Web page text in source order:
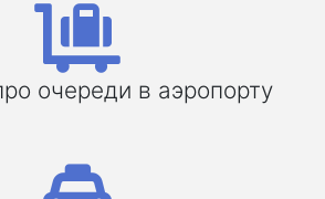
очереди в аэропорту